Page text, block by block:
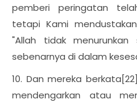
pemberi peringatan
tetapi Kami
"Allah tidak
sebenarnya di dalam
10. Dan mereka
mendengarkan atau